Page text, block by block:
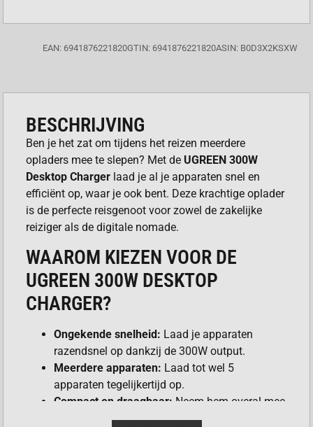
EAN: 6941876221820GTIN: 6941876221820ASIN: B0D3X2KSXW
BESCHRIJVING
Ben je het zat om tijdens het reizen meerdere
opladers mee te slepen? Met de UGREEN 300W
Desktop Charger laad je al je apparaten snel en
efficiënt op, waar je ook bent. Deze krachtige oplader
is de perfecte reisgenoot voor zowel de zakelijke
reiziger als de digitale nomade.
WAAROM KIEZEN VOOR DE
UGREEN 300W DESKTOP
CHARGER?
Ongekende snelheid: Laad je apparaten
razendsnel op dankzij de 300W output.
Meerdere apparaten: Laad tot wel 5
apparaten tegelijkertijd op.
Compact en draagbaar: Neem hem overal mee
naartoe dankzij het compacte formaat.